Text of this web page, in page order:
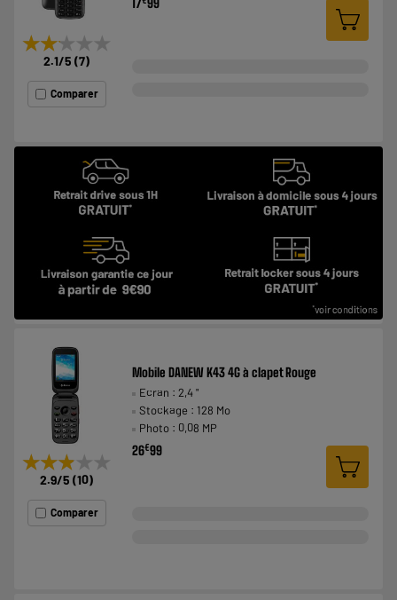
★★★★★
★★★★★
2.1/5 (7)
Comparer
★★★★★
★★★★★
2.9/5 (10)
Comparer
Mobile DANEW K43 4G à clapet Rouge
Ecran : 2,4 "
Stockage : 128 Mo
Photo : 0,08 MP
26€99